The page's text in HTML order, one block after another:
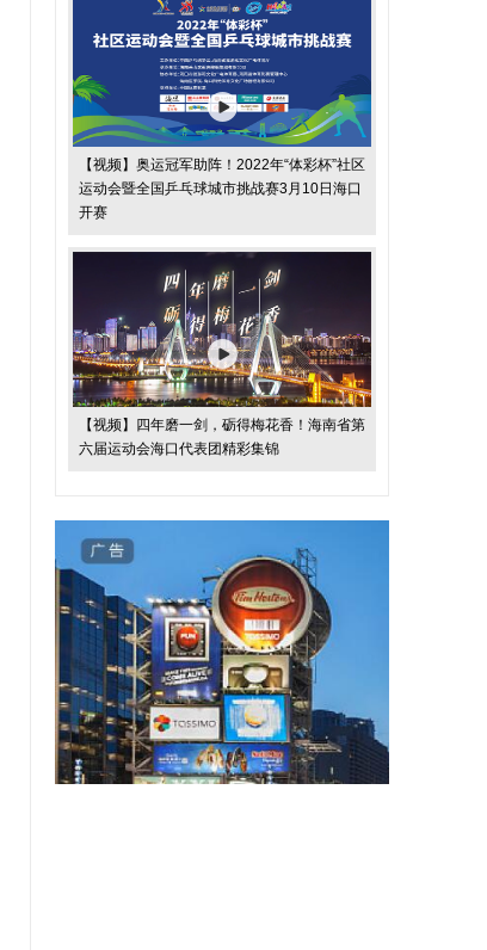
【视频】奥运冠军助阵！2022年“体彩杯”社区
运动会暨全国乒乓球城市挑战赛3月10日海口
开赛
【视频】四年磨一剑，砺得梅花香！海南省第
六届运动会海口代表团精彩集锦